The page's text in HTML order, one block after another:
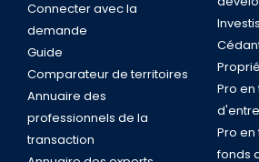
Connecter avec la
demande
Guide
Comparateur de territoires
Annuaire des
professionnels de la
transaction
Pro
Pro
fonds